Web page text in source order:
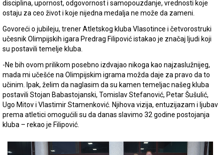
disciplina, upornost, odgovornost i samopouzdanje, vrednosti koje
ostaju za ceo život i koje nijedna medalja ne može da zameni.
Govoreći o jubileju, trener Atletskog kluba Vlasotince i četvorostruki
učesnik Olimpijskih igara Predrag Filipović istakao je značaj ljudi koji
su postavili temelje kluba.
-Ne bih ovom prilikom posebno izdvajao nikoga kao najzaslužnijeg,
mada mi učešće na Olimpijskim igrama možda daje za pravo da to
učinim. Ipak, želim da naglasim da su kamen temeljac našeg kluba
postavili Stojan Babastojanski, Tomislav Stefanović, Petar Šušulić,
Ugo Mitov i Vlastimir Stamenković. Njihova vizija, entuzijazam i ljubav
prema atletici omogućili su da danas slavimo 32 godine postojanja
kluba – rekao je Filipović.